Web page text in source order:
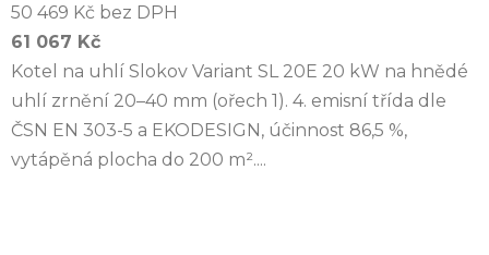
50 469 Kč bez DPH
61 067 Kč
Kotel na uhlí Slokov Variant SL 20E 20 kW na hnědé
uhlí zrnění 20–40 mm (ořech 1). 4. emisní třída dle
ČSN EN 303-5 a EKODESIGN, účinnost 86,5 %,
vytápěná plocha do 200 m²....